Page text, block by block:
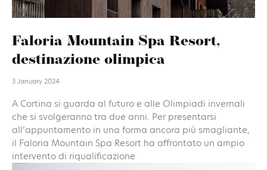
Faloria Mountain Spa Resort,
destinazione olimpica
3 January 2024
A Cortina si guarda al futuro e alle Olimpiadi invernali
che si svolgeranno tra due anni. Per presentarsi
all’appuntamento in una forma ancora più smagliante,
il Faloria Mountain Spa Resort ha affrontato un ampio
intervento di riqualificazione